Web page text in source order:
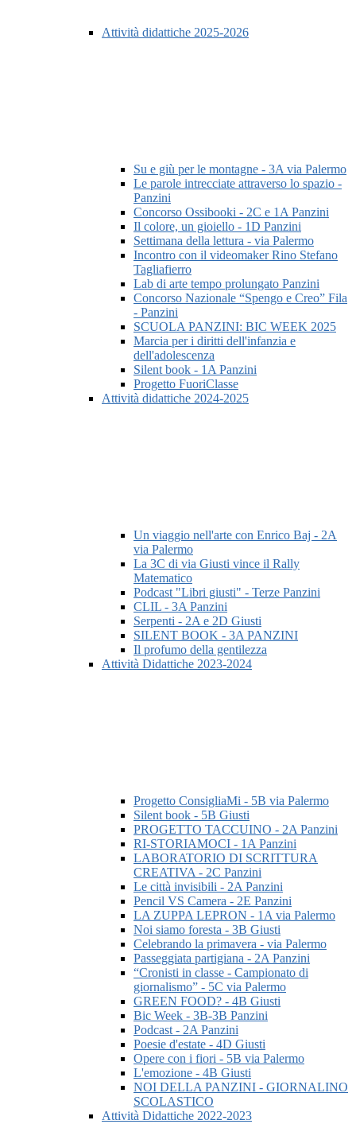
Attività didattiche 2025-2026
Su e giù per le montagne - 3A via Palermo
Le parole intrecciate attraverso lo spazio -
Panzini
Concorso Ossibooki - 2C e 1A Panzini
Il colore, un gioiello - 1D Panzini
Settimana della lettura - via Palermo
Incontro con il videomaker Rino Stefano
Tagliafierro
Lab di arte tempo prolungato Panzini
Concorso Nazionale “Spengo e Creo” Fila
- Panzini
SCUOLA PANZINI: BIC WEEK 2025
Marcia per i diritti dell'infanzia e
dell'adolescenza
Silent book - 1A Panzini
Progetto FuoriClasse
Attività didattiche 2024-2025
Un viaggio nell'arte con Enrico Baj - 2A
via Palermo
La 3C di via Giusti vince il Rally
Matematico
Podcast "Libri giusti" - Terze Panzini
CLIL - 3A Panzini
Serpenti - 2A e 2D Giusti
SILENT BOOK - 3A PANZINI
Il profumo della gentilezza
Attività Didattiche 2023-2024
Progetto ConsigliaMi - 5B via Palermo
Silent book - 5B Giusti
PROGETTO TACCUINO - 2A Panzini
RI-STORIAMOCI - 1A Panzini
LABORATORIO DI SCRITTURA
CREATIVA - 2C Panzini
Le città invisibili - 2A Panzini
Pencil VS Camera - 2E Panzini
LA ZUPPA LEPRON - 1A via Palermo
Noi siamo foresta - 3B Giusti
Celebrando la primavera - via Palermo
Passeggiata partigiana - 2A Panzini
“Cronisti in classe - Campionato di
giornalismo” - 5C via Palermo
GREEN FOOD? - 4B Giusti
Bic Week - 3B-3B Panzini
Podcast - 2A Panzini
Poesie d'estate - 4D Giusti
Opere con i fiori - 5B via Palermo
L'emozione - 4B Giusti
NOI DELLA PANZINI - GIORNALINO
SCOLASTICO
Attività Didattiche 2022-2023